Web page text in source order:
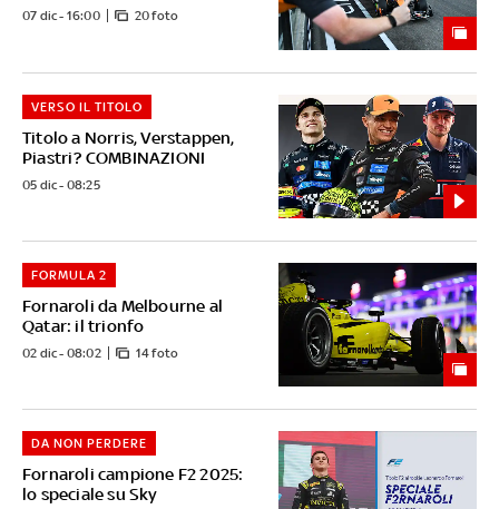
07 dic - 16:00 20 foto
Titolo a Norris, Verstappen,
Piastri? COMBINAZIONI
VERSO IL TITOLO
05 dic - 08:25
Fornaroli da Melbourne al
Qatar: il trionfo
FORMULA 2
02 dic - 08:02 14 foto
Fornaroli campione F2 2025:
lo speciale su Sky
DA NON PERDERE